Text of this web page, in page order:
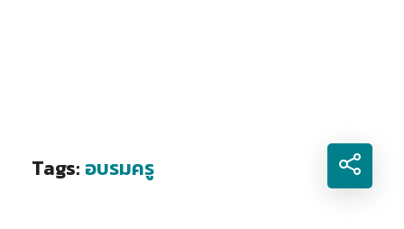
Tags: อบรมครู